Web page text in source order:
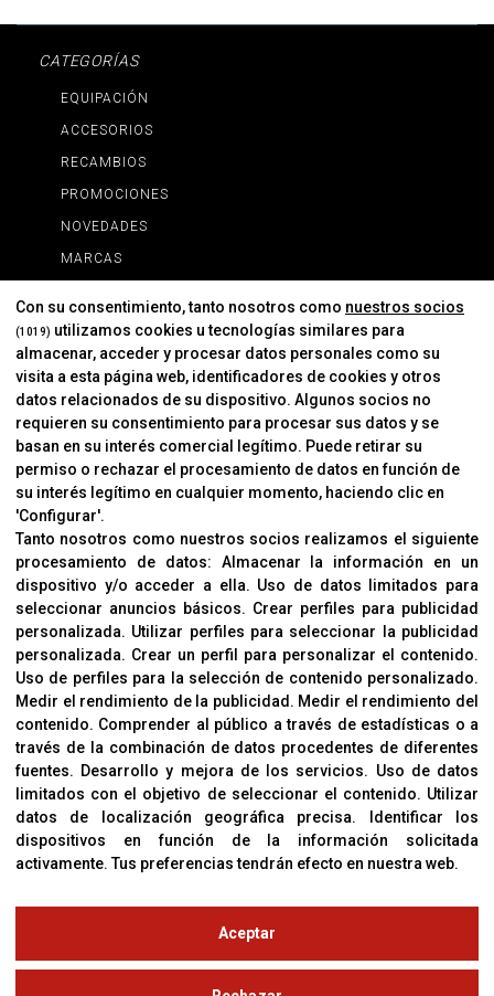
CATEGORÍAS
EQUIPACIÓN
ACCESORIOS
RECAMBIOS
PROMOCIONES
NOVEDADES
MARCAS
INFORMACIÓN
Contacto
Cambios Y Devoluciones
CORVER
Aviso Legal
Sobre Nosotros
Cookies
Política De Privacidad
OFICINAS
C/ Coneixement 5, 08850
Gavà (Barcelona)
CONTACTO
T. (+34) 93 638 38 60
corver@corver.es
© Copyright 2019
Con su consentimiento, tanto nosotros como nuestros socios
(1019) utilizamos cookies u tecnologías similares para
almacenar, acceder y procesar datos personales como su
visita a esta página web, identificadores de cookies y otros
datos relacionados de su dispositivo. Algunos socios no
requieren su consentimiento para procesar sus datos y se
basan en su interés comercial legítimo. Puede retirar su
permiso o rechazar el procesamiento de datos en función de
su interés legítimo en cualquier momento, haciendo clic en
'Configurar'.
Tanto nosotros como nuestros socios realizamos el siguiente
procesamiento de datos: Almacenar la información en un
dispositivo y/o acceder a ella. Uso de datos limitados para
seleccionar anuncios básicos. Crear perfiles para publicidad
personalizada. Utilizar perfiles para seleccionar la publicidad
personalizada. Crear un perfil para personalizar el contenido.
Uso de perfiles para la selección de contenido personalizado.
Medir el rendimiento de la publicidad . Medir el rendimiento del
contenido. Comprender al público a través de estadísticas o a
través de la combinación de datos procedentes de diferentes
fuentes. Desarrollo y mejora de los servicios. Uso de datos
limitados con el objetivo de seleccionar el contenido. Utilizar
datos de localización geográfica precisa.
Identificar los
dispositivos en función de la información solicitada
activamente.Tus preferencias tendrán efecto en nuestra web.
Aceptar